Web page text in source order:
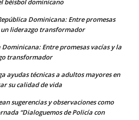
béisbol dominicano
Dominicana: Entre promesas
un liderazgo transformador
Dominicana: Entre promesas vacías y la
transformador
ayudas técnicas a adultos mayores en
su calidad de vida
sugerencias y observaciones como
“Dialoguemos de Policía con